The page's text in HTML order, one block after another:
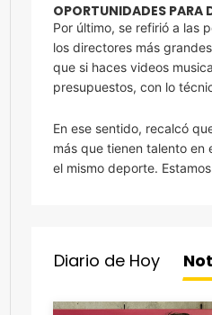
OPORTUNIDADES PARA
Por último, se refirió a las
los directores más
que si haces videos
presupuestos, con lo
En ese sentido, recalcó
más que tienen talento en
el mismo deporte.
Diario de Hoy